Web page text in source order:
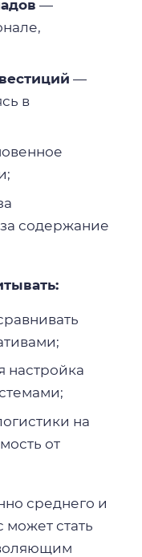
—
—
в
содержание
настройка
на
от
среднего и
может стать